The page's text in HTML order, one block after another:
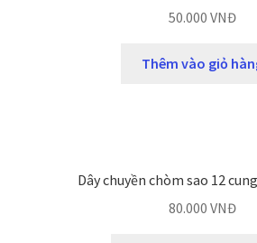
50.000 VNĐ
Thêm vào giỏ
Dây chuyền chòm sao 12
80.000 VNĐ